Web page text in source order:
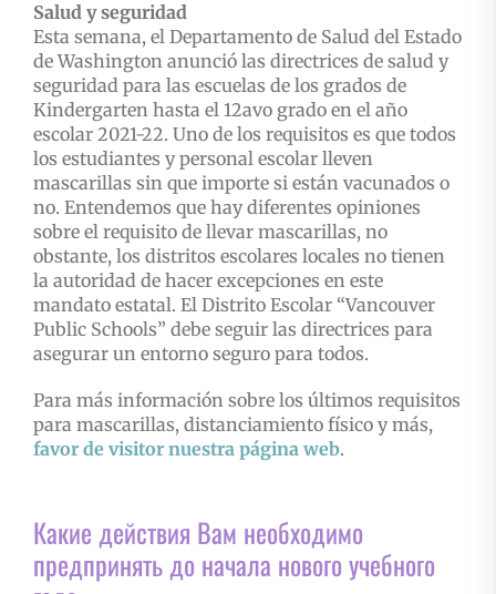
Salud y seguridad
Esta semana, el Departamento de Salud del Estado
de Washington anunció las directrices de salud y
seguridad para las escuelas de los grados de
Kindergarten hasta el 12avo grado en el año
escolar 2021-22. Uno de los requisitos es que todos
los estudiantes y personal escolar lleven
mascarillas sin que importe si están vacunados o
no. Entendemos que hay diferentes opiniones
sobre el requisito de llevar mascarillas, no
obstante, los distritos escolares locales no tienen
la autoridad de hacer excepciones en este
mandato estatal. El Distrito Escolar “Vancouver
Public Schools” debe seguir las directrices para
asegurar un entorno seguro para todos.
Para más información sobre los últimos requisitos
para mascarillas, distanciamiento físico y más,
favor de visitor nuestra página web.
Какие действия Вам необходимо
предпринять до начала нового учебного